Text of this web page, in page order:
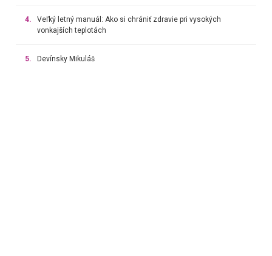
4.
Veľký letný manuál: Ako si chrániť zdravie pri vysokých
vonkajších teplotách
5. Devínsky Mikuláš